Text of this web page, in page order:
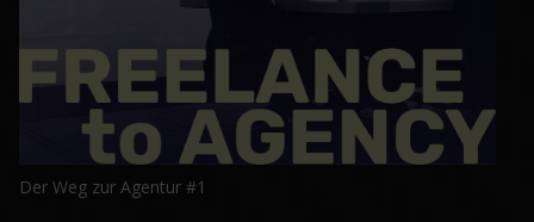
Der Weg zur Agentur #1